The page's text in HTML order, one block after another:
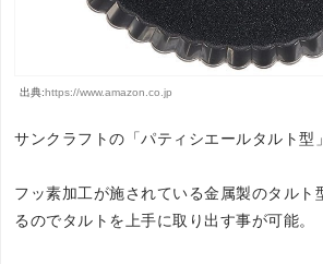
出典: https://www.amazon.co.jp
サンクラフトの「パティシエールタルト型」
フッ素加工が施されている金属製のタルト
るのでタルトを上手に取り出す事が可能。